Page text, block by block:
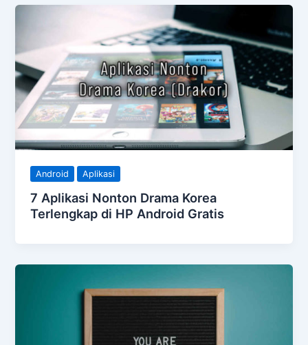
Android Aplikasi
7 Aplikasi Nonton Drama Korea
Terlengkap di HP Android Gratis